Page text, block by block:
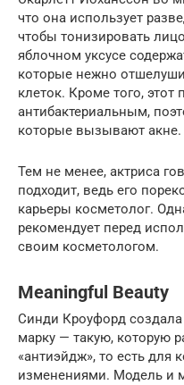
что она использует
чтобы тонизировать
яблочном уксусе
которые нежно
клеток. Кроме того, этот
антибактериальным,
которые вызывают акне.
Тем не менее, актриса
подходит, ведь его
карьеры косметолог.
рекомендует перед
своим косметологом.
Meaningful Beauty
Синди Кроуфорд
марку — такую, которую
«антиэйдж», то есть для
изменениями. Модель и